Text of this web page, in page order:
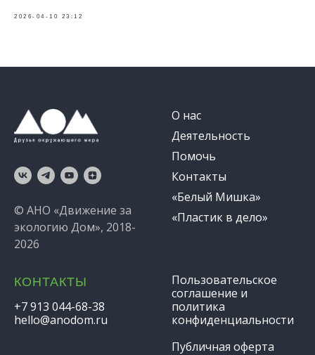
2026-04-10 23:12
© АНО «Движение за
экологию Дом», 2018-
2026
О нас
Деятельность
Помочь
Контакты
«Белый Мишка»
«Пластик в дело»
КОНТАКТЫ
+7 913 044-68-38
hello@anodom.ru
Пользовательское
соглашение и
политика
конфиденциальности
Публичная оферта